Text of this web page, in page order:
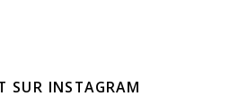
SUR INSTAGRAM